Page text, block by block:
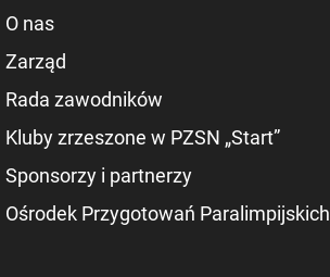
O nas
Zarząd
Rada zawodników
Kluby zrzeszone w PZSN „Start”
Sponsorzy i partnerzy
Ośrodek Przygotowań Paralimpijskich